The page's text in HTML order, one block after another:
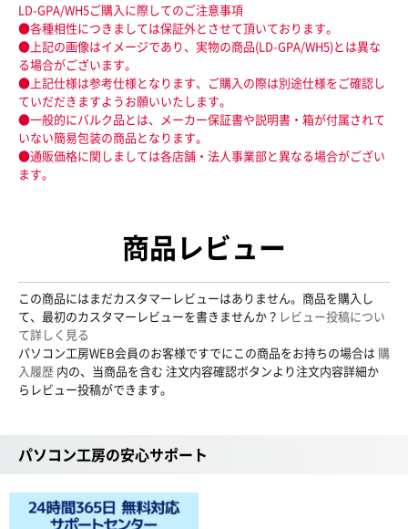
LD-GPA/WH5ご購入に際してのご注意事項
●各種相性につきましては保証外とさせて頂いております。
●上記の画像はイメージであり、実物の商品(LD-GPA/WH5)とは異な
る場合がございます。
●上記仕様は参考仕様となります、ご購入の際は別途仕様をご確認し
ていだだきますようお願いいたします。
●一般的にバルク品とは、メーカー保証書や説明書・箱が付属されて
いない簡易包装の商品となります。
●通販価格に関しましては各店舗・法人事業部と異なる場合がござい
ます。
商品レビュー
この商品にはまだカスタマーレビューはありません。商品を購入し
て、最初のカスタマーレビューを書きませんか？ レビュー投稿につい
て詳しく見る
パソコン工房WEB会員のお客様ですでにこの商品をお持ちの場合は 購
入履歴 内の、当商品を含む 注文内容確認ボタンより注文内容詳細か
らレビュー投稿ができます。
パソコン工房の安心サポート